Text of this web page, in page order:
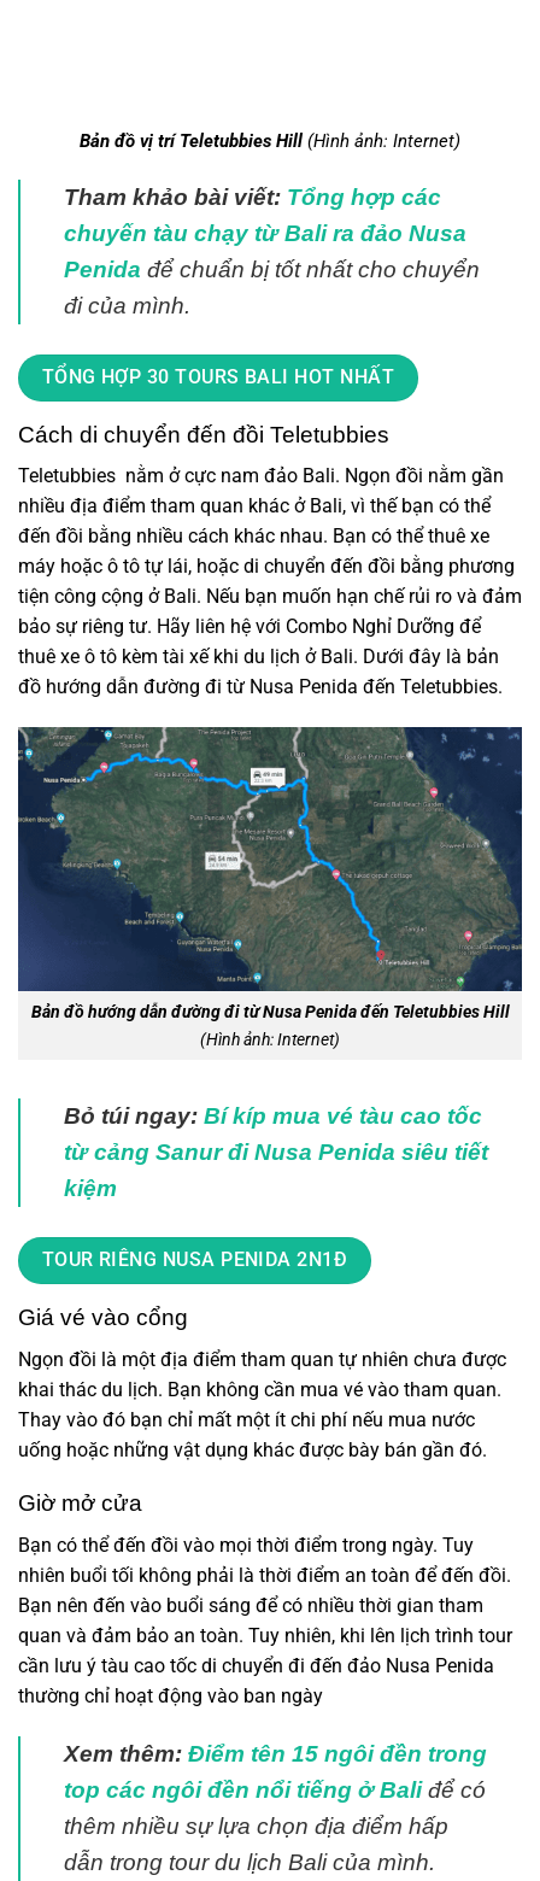
Bản đồ vị tríTeletubbies Hill (Hình ảnh: Internet)
Tham khảo bài viết: Tổng hợp các
chuyến tàu chạy từ Bali ra đảo Nusa
Penida để chuẩn bị tốt nhất cho chuyển
đi của mình.
TỔNG HỢP 30 TOURS BALI HOT NHẤT
Cách di chuyển đến đồi Teletubbies
Teletubbies nằm ở cực nam đảo Bali. Ngọn đồi nằm gần
nhiều địa điểm tham quan khác ở Bali, vì thế bạn có thể
đến đồi bằng nhiều cách khác nhau. Bạn có thể thuê xe
máy hoặc ô tô tự lái, hoặc di chuyển đến đồi bằng phương
tiện công cộng ở Bali. Nếu bạn muốn hạn chế rủi ro và đảm
bảo sự riêng tư. Hãy liên hệ với Combo Nghỉ Dưỡng để
thuê xe ô tô kèm tài xế khi du lịch ở Bali. Dưới đây là bản
đồ hướng dẫn đường đi từ Nusa Penida đến Teletubbies.
Bản đồ hướng dẫn đường đi từ Nusa Penida đến Teletubbies Hill
(Hình ảnh: Internet)
Bỏ túi ngay: Bí kíp mua vé tàu cao tốc
từ cảng Sanur đi Nusa Penida siêu tiết
kiệm
TOUR RIÊNG NUSA PENIDA 2N1Đ
Giá vé vào cổng
Ngọn đồi là một địa điểm tham quan tự nhiên chưa được
khai thác du lịch. Bạn không cần mua vé vào tham quan.
Thay vào đó bạn chỉ mất một ít chi phí nếu mua nước
uống hoặc những vật dụng khác được bày bán gần đó.
Giờ mở cửa
Bạn có thể đến đồi vào mọi thời điểm trong ngày. Tuy
nhiên buổi tối không phải là thời điểm an toàn để đến đồi.
Bạn nên đến vào buổi sáng để có nhiều thời gian tham
quan và đảm bảo an toàn. Tuy nhiên, khi lên lịch trình tour
cần lưu ý tàu cao tốc di chuyển đi đến đảo Nusa Penida
thường chỉ hoạt động vào ban ngày
Xem thêm: Điểm tên 15 ngôi đền trong
top các ngôi đền nổi tiếng ở Baliđể có
thêm nhiều sự lựa chọn địa điểm hấp
dẫn trong tour du lịch Bali của mình.